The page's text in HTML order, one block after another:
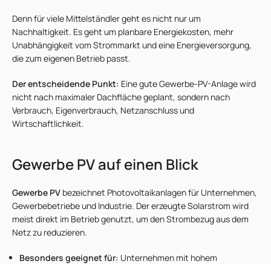
Denn für viele Mittelständler geht es nicht nur um
Nachhaltigkeit. Es geht um planbare Energiekosten, mehr
Unabhängigkeit vom Strommarkt und eine Energieversorgung,
die zum eigenen Betrieb passt.
Der entscheidende Punkt: Eine gute Gewerbe-PV-Anlage wird
nicht nach maximaler Dachfläche geplant, sondern nach
Verbrauch, Eigenverbrauch, Netzanschluss und
Wirtschaftlichkeit.
Gewerbe PV auf einen Blick
Gewerbe PV bezeichnet Photovoltaikanlagen für Unternehmen,
Gewerbebetriebe und Industrie. Der erzeugte Solarstrom wird
meist direkt im Betrieb genutzt, um den Strombezug aus dem
Netz zu reduzieren.
Besonders geeignet für: Unternehmen mit hohem